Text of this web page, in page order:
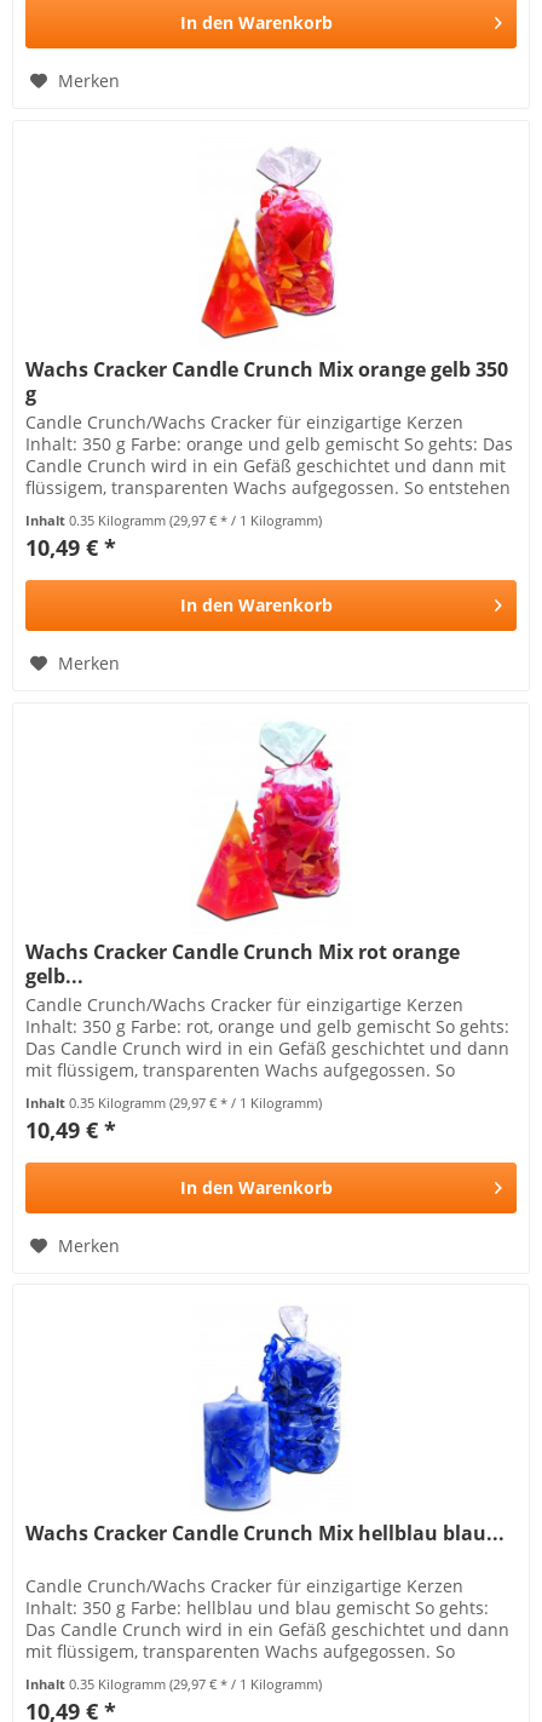
In den Warenkorb
Merken
Wachs Cracker Candle Crunch Mix orange gelb 350
g
Candle Crunch/Wachs Cracker für einzigartige Kerzen
Inhalt: 350 g Farbe: orange und gelb gemischt So gehts: Das
Candle Crunch wird in ein Gefäß geschichtet und dann mit
flüssigem, transparenten Wachs aufgegossen. So entstehen
Inhalt0.35 Kilogramm(29,97 € * / 1 Kilogramm)
10,49 € *
In den Warenkorb
Merken
Wachs Cracker Candle Crunch Mix rot orange
gelb...
Candle Crunch/Wachs Cracker für einzigartige Kerzen
Inhalt: 350 g Farbe: rot, orange und gelb gemischt So gehts:
Das Candle Crunch wird in ein Gefäß geschichtet und dann
mit flüssigem, transparenten Wachs aufgegossen. So
Inhalt0.35 Kilogramm(29,97 € * / 1 Kilogramm)
10,49 € *
In den Warenkorb
Merken
Wachs Cracker Candle Crunch Mix hellblau blau...
Candle Crunch/Wachs Cracker für einzigartige Kerzen
Inhalt: 350 g Farbe: hellblau und blau gemischt So gehts:
Das Candle Crunch wird in ein Gefäß geschichtet und dann
mit flüssigem, transparenten Wachs aufgegossen. So
Inhalt0.35 Kilogramm(29,97 € * / 1 Kilogramm)
10,49 € *